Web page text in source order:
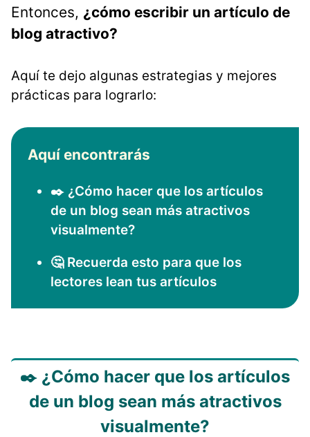
Entonces, ¿cómo escribir un artículo de
blog atractivo?
Aquí te dejo algunas estrategias y mejores
prácticas para lograrlo:
Aquí encontrarás
✒️ ¿Cómo hacer que los artículos
de un blog sean más atractivos
visualmente?
🤔 Recuerda esto para que los
lectores lean tus artículos
✒️ ¿Cómo hacer que los artículos
de un blog sean más atractivos
visualmente?